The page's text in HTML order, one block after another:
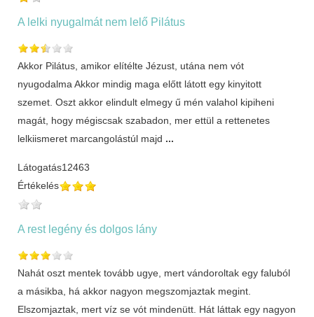
A lelki nyugalmát nem lelő Pilátus
Akkor Pilátus, amikor elítélte Jézust, utána nem vót
nyugodalma Akkor mindig maga előtt látott egy kinyitott
szemet. Oszt akkor elindult elmegy ű mén valahol kipiheni
magát, hogy mégiscsak szabadon, mer ettül a rettenetes
lelkiismeret marcangolástúl majd ...
Látogatás12463
Értékelés
A rest legény és dolgos lány
Nahát oszt mentek tovább ugye, mert vándoroltak egy faluból
a másikba, há akkor nagyon megszomjaztak megint.
Elszomjaztak, mert víz se vót mindenütt. Hát láttak egy nagyon